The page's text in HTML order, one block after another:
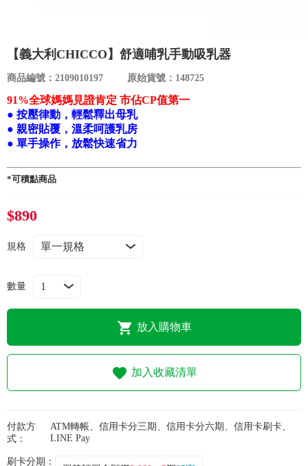
優惠活動
合作提案
購物流程
常見問題
折價券、紅利說明
【義大利CHICCO】舒適哺乳手動吸乳器
商品編號：2109010197 原始貨號：148725
91%全球媽媽見證肯定 市佔CP值第一
● 按壓律動，輕鬆釋出母乳
● 親密貼覆，溫柔呵護乳房
● 單手操作，放鬆快速省力
*可積點商品
$890
規格
數量
放入購物車
加入收藏清單
付款方
式：
ATM轉帳、信用卡分三期、信用卡分六期、信用卡刷卡、
LINE Pay
刷卡分期：